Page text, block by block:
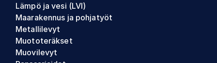
Lämpö ja vesi (LVI)
Maarakennus ja pohjatyöt
Metallilevyt
Muototeräkset
Muovilevyt